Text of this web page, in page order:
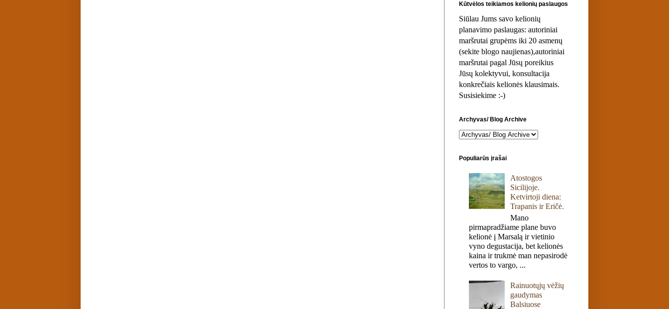
Kūtvėlos teikiamos kelionių paslaugos
Siūlau Jums savo kelionių
planavimo paslaugas: autoriniai
maršrutai grupėms iki 20 asmenų
(sekite blogo naujienas),autoriniai
maršrutai pagal Jūsų poreikius
Jūsų kolektyvui, konsultacija
konkrečiais kelionės klausimais.
Susisiekime :-)
Archyvas/ Blog Archive
Populiarūs įrašai
Atostogos
Sicilijoje.
Ketvirtoji diena:
Trapanis ir Eričė.
Mano
pirmapradžiame plane buvo
kelionė į Marsalą ir vietinio
vyno degustacija, bet kelionės
kaina ir trukmė man nepasirodė
vertos to vargo, ...
Rainuotųjų vėžių
gaudymas
Balsiuose